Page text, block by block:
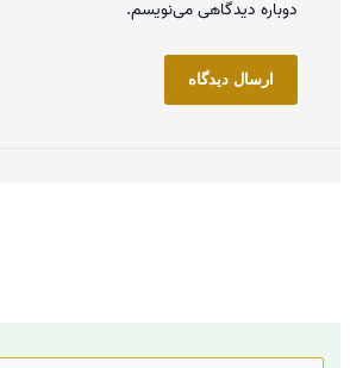
دوباره دیدگاهی می‌نویسم.